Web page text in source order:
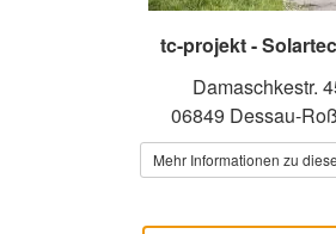
tc-projekt -
Damaschkestr.
06849 Dessau-
Mehr Informationen zu